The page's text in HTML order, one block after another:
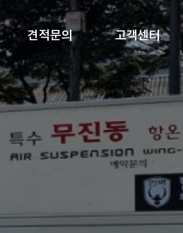
견적문의 고객센터